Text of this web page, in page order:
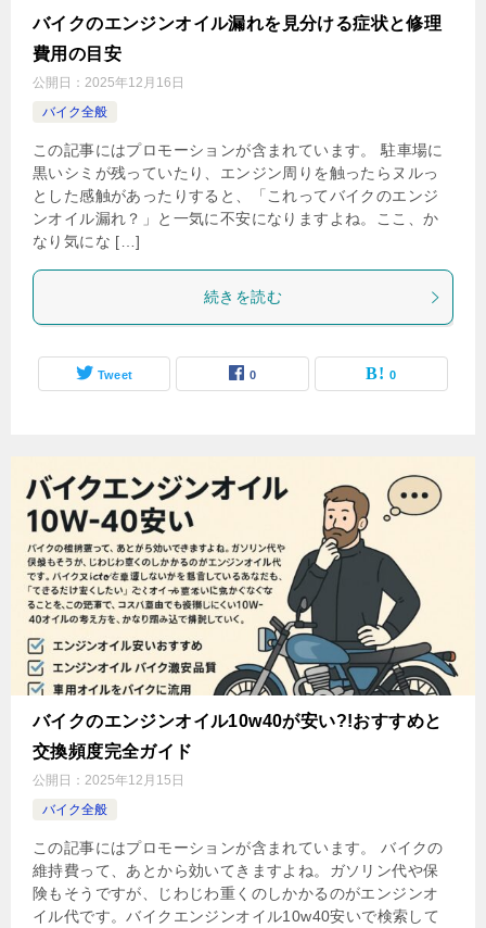
バイクのエンジンオイル漏れを見分ける症状と修理
費用の目安
公開日： 2025年12月16日
バイク全般
この記事にはプロモーションが含まれています。 駐車場に
黒いシミが残っていたり、エンジン周りを触ったらヌルっ
とした感触があったりすると、「これってバイクのエンジ
ンオイル漏れ？」と一気に不安になりますよね。ここ、か
なり気にな […]
続きを読む
Tweet 0 0
バイクのエンジンオイル10w40が安い?!おすすめと
交換頻度完全ガイド
公開日： 2025年12月15日
バイク全般
この記事にはプロモーションが含まれています。 バイクの
維持費って、あとから効いてきますよね。ガソリン代や保
険もそうですが、じわじわ重くのしかかるのがエンジンオ
イル代です。バイクエンジンオイル10w40安いで検索して